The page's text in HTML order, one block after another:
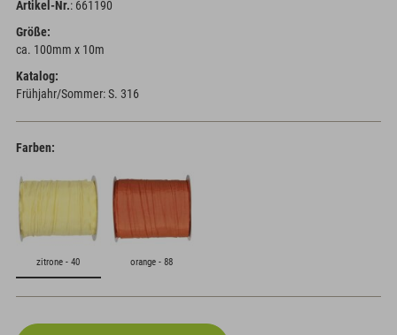
Artikel-Nr.: 661190
Größe:
ca. 100mm x 10m
Katalog:
Frühjahr/Sommer: S. 316
Farben:
zitrone - 40 orange - 88